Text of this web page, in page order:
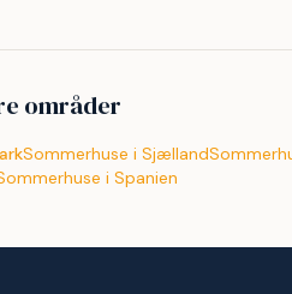
områder
Sommerhuse i Sjælland
i Spanien